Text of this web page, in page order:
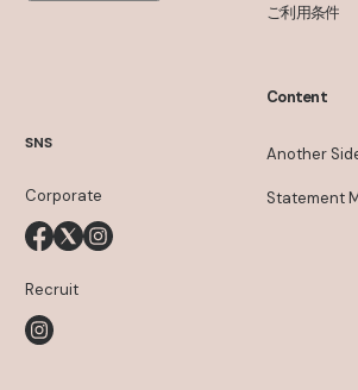
SNS
Corporate
Recruit
ご利用条件
Content
Another
Statement